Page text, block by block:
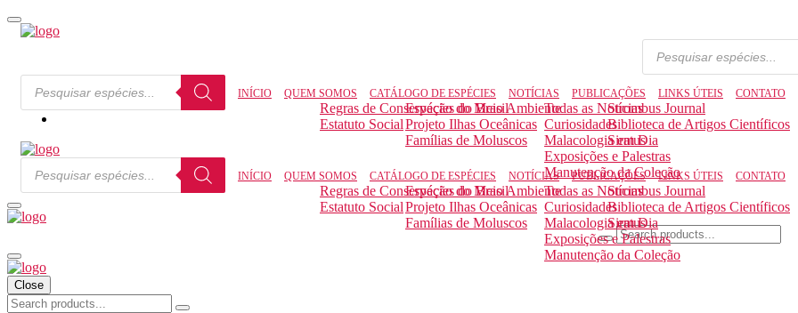
INÍCIO QUEM SOMOS
Regras de Conservação do Meio Ambiente
Estatuto Social
CATÁLOGO DE ESPÉCIES
Espécies do Brasil
Projeto Ilhas Oceânicas
Famílias de Moluscos
NOTÍCIAS
Todas as Notícias
Curiosidades
Malacologia em Dia
Exposições e Palestras
Manutenção da Coleção
PUBLICAÇÕES
Strombus Journal
Biblioteca de Artigos Científicos
Siratus
LINKS ÚTEIS CONTATO
INÍCIO QUEM SOMOS
Regras de Conservação do Meio Ambiente
Estatuto Social
CATÁLOGO DE ESPÉCIES
Espécies do Brasil
Projeto Ilhas Oceânicas
Famílias de Moluscos
NOTÍCIAS
Todas as Notícias
Curiosidades
Malacologia em Dia
Exposições e Palestras
Manutenção da Coleção
PUBLICAÇÕES
Strombus Journal
Biblioteca de Artigos Científicos
Siratus
LINKS ÚTEIS CONTATO
Close